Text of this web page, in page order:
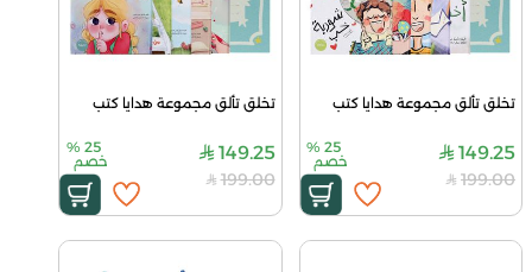
تخلق تألق مجموعة هدايا كتب
149.25
25
%
خصم
199.00
تخلق تألق مجموعة هدايا كتب
149.25
25
%
خصم
199.00